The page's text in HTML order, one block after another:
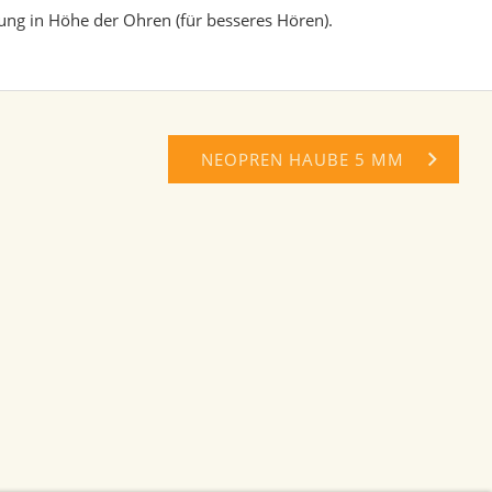
in Höhe der Ohren (für besseres Hören).
NEOPREN HAUBE 5 MM